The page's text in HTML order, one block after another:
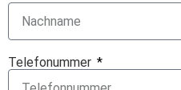
Telefonummer